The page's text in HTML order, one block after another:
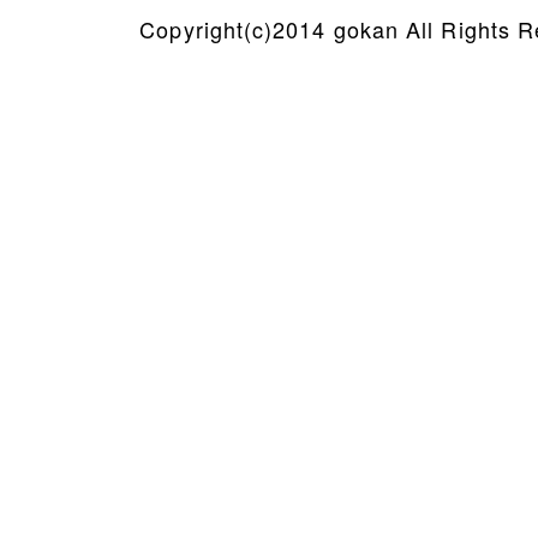
Copyright(c)2014 gokan All Rights